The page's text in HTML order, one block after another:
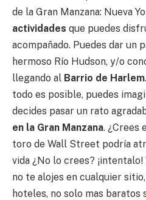
de la Gran Manzana: Nueva
actividades que puedes
acompañado. Puedes dar un
hermoso Río Hudson, y/o
llegando al Barrio de Harlem
todo es posible, puedes
decides pasar un rato
en la Gran Manzana. ¿Crees
toro de Wall Street podría
vida ¿No lo crees? ¡intentalo!
no te alojes en cualquier
hoteles, no solo mas baratos